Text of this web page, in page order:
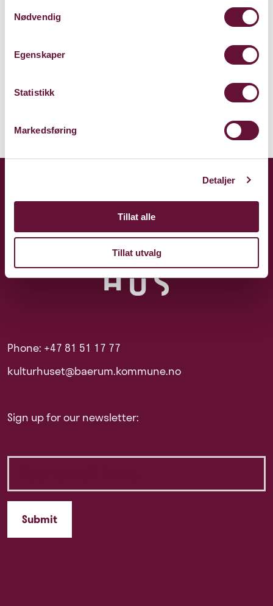
Nødvendig
Egenskaper
Statistikk
Markedsføring
Detaljer
Tillat alle
Tillat utvalg
Bærum Kulturhus
Phone: +47 81 51 17 77
kulturhuset@baerum.kommune.no
Sign up for our newsletter: